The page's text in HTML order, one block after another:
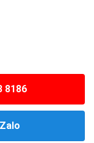
8186